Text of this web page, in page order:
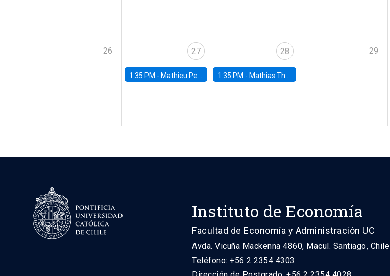
26 27
1:35 PM - Mathieu Pedemonte, IDB
28
1:35 PM - Mathias Thoenig, University of Lausanne
29
Instituto de Economía
Facultad de Economía y Administración UC
Avda. Vicuña Mackenna 4860, Macul. Santiago, Chile
Teléfono: +56 2 2354 4303